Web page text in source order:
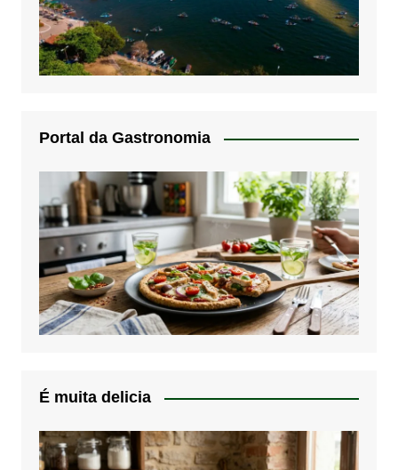
Portal da Gastronomia
É muita delicia